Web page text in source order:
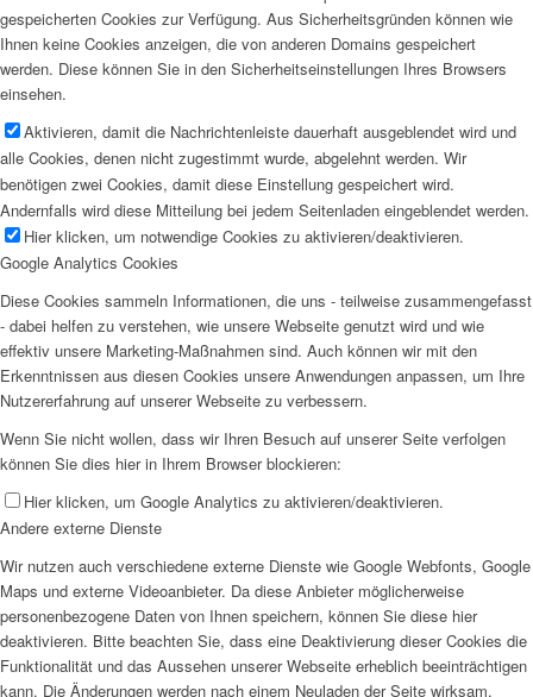
gespeicherten Cookies zur Verfügung. Aus Sicherheitsgründen können wie
Ihnen keine Cookies anzeigen, die von anderen Domains gespeichert
werden. Diese können Sie in den Sicherheitseinstellungen Ihres Browsers
einsehen.
Aktivieren, damit die Nachrichtenleiste dauerhaft ausgeblendet wird und
alle Cookies, denen nicht zugestimmt wurde, abgelehnt werden. Wir
benötigen zwei Cookies, damit diese Einstellung gespeichert wird.
Andernfalls wird diese Mitteilung bei jedem Seitenladen eingeblendet werden.
Hier klicken, um notwendige Cookies zu aktivieren/deaktivieren.
Google Analytics Cookies
Diese Cookies sammeln Informationen, die uns - teilweise zusammengefasst
- dabei helfen zu verstehen, wie unsere Webseite genutzt wird und wie
effektiv unsere Marketing-Maßnahmen sind. Auch können wir mit den
Erkenntnissen aus diesen Cookies unsere Anwendungen anpassen, um Ihre
Nutzererfahrung auf unserer Webseite zu verbessern.
Wenn Sie nicht wollen, dass wir Ihren Besuch auf unserer Seite verfolgen
können Sie dies hier in Ihrem Browser blockieren:
Hier klicken, um Google Analytics zu aktivieren/deaktivieren.
Andere externe Dienste
Wir nutzen auch verschiedene externe Dienste wie Google Webfonts, Google
Maps und externe Videoanbieter. Da diese Anbieter möglicherweise
personenbezogene Daten von Ihnen speichern, können Sie diese hier
deaktivieren. Bitte beachten Sie, dass eine Deaktivierung dieser Cookies die
Funktionalität und das Aussehen unserer Webseite erheblich beeinträchtigen
kann. Die Änderungen werden nach einem Neuladen der Seite wirksam.